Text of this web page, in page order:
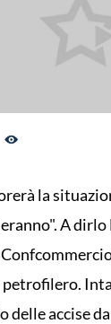
la
A
delle accise